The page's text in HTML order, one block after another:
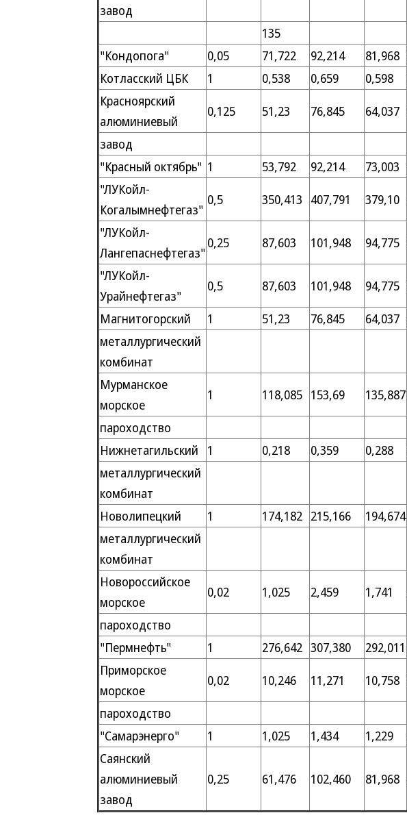
завод
135
"Кондопога"
0,05 71,722 92,214 81,968
Котласский ЦБК
1 0,538 0,659 0,598
Красноярский
алюминиевый
0,125 51,23 76,845 64,037
завод
"Красный октябрь" 1 53,792 92,214 73,003
"ЛУКойл-
Когалымнефтегаз"
0,5 350,413 407,791 379,10
"ЛУКойл-
Лангепаснефтегаз"
0,25 87,603 101,948 94,775
"ЛУКойл-
Урайнефтегаз"
0,5 87,603 101,948 94,775
Магнитогорский
1 51,23 76,845 64,037
металлургический
комбинат
Мурманское
морское
1 118,085 153,69 135,887
пароходство
Нижнетагильский
1 0,218 0,359 0,288
металлургический
комбинат
Новолипецкий
1 174,182 215,166 194,674
металлургический
комбинат
Новороссийское
морское
0,02 1,025 2,459 1,741
пароходство
"Пермнефть"
1 276,642 307,380 292,011
Приморское
морское
0,02 10,246 11,271 10,758
пароходство
"Самарэнерго"
1 1,025 1,434 1,229
Саянский
алюминиевый
завод
0,25 61,476 102,460 81,968